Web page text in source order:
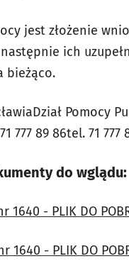
jest złożenie
ich
bieżąco.
Pomocy
777 89 86tel. 71 777
do wglądu:
1640 - PLIK DO
1640 - PLIK DO